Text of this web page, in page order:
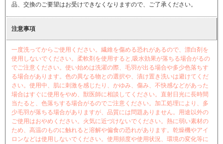
品、交換のご要望はお受けできなくなりますので、ご了承ください。
注意事項
一度洗ってからご使用ください。繊維を傷める恐れがあるので、漂白剤を
使用しないでください。柔軟剤を使用すると,吸水効果が落ちる場合がるの
でご注意ください。使い始めは洗濯の際、毛羽が出る場合や多少色落ちす
る場合があります。色の異なる物との選択や、漬け置き洗いは避けてくだ
さい。使用中、肌に刺激を感じたり、かゆみ、傷み、不快感などがあった
場合はすぐに使用をやめ、獣医師に相談してください。直射日光に長時間
当たると、色落ちする場合がるのでご注意ください。加工処理により、多
少毛羽が落ちる場合がありますが、品質には問題ありません。用途以外の
ご使用はおやめください。火気に近づけないでください。熱に弱い素材の
ため、高温のものに触れると溶解や偏食の恐れがあります。乾燥機やアイ
ロンなどは使用しないでください。使用頻度や使用状況、環境の変化等に